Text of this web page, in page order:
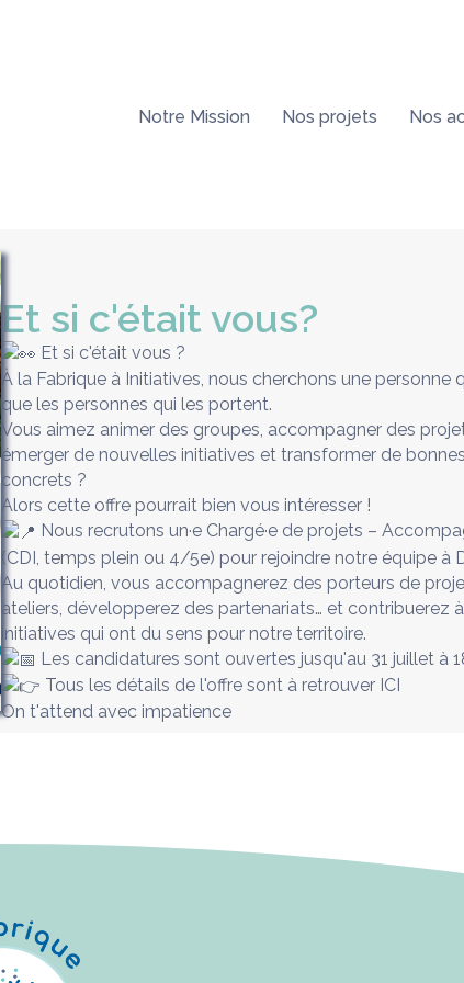
Notre Mission Nos projets Nos
Et si c'était vous?
Et si c'était vous ?
À la Fabrique à Initiatives, nous cherchons une personne
que les personnes qui les portent.
Vous aimez animer des groupes, accompagner des
émerger de nouvelles initiatives et transformer de
concrets ?
Alors cette offre pourrait bien vous intéresser !
Nous recrutons un·e Chargé·e de projets –
(CDI, temps plein ou 4/5e) pour rejoindre notre équipe à
Au quotidien, vous accompagnerez des porteurs de
ateliers, développerez des partenariats… et contribuerez
initiatives qui ont du sens pour notre territoire.
Les candidatures sont ouvertes jusqu'au 31 juillet à
Tous les détails de l'offre sont à retrouver ICI
On t'attend avec impatience